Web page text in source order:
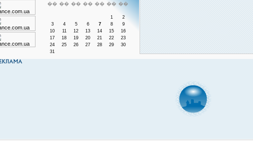
�� �� �� �� �� �� ��
1
2
3
4 5 6 7 8
9
10
11 12 13 14 15
16
17
18 19 20 21 22
23
24
25 26 27 28 29
30
31